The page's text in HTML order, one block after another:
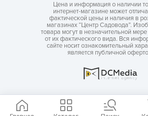
Цена и информация о наличии
интернет-магазине может
фактической цены и наличия в
магазинах “Центр Садовода”.
товара могут в незначительной мере
от их фактического вида. Вся
сайте носит ознакомительный
является публичной